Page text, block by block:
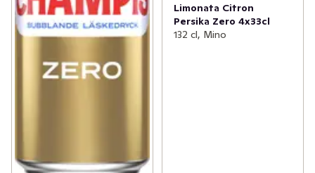
Limonata Citron
Persika Zero 4x33cl
132 cl, Mino